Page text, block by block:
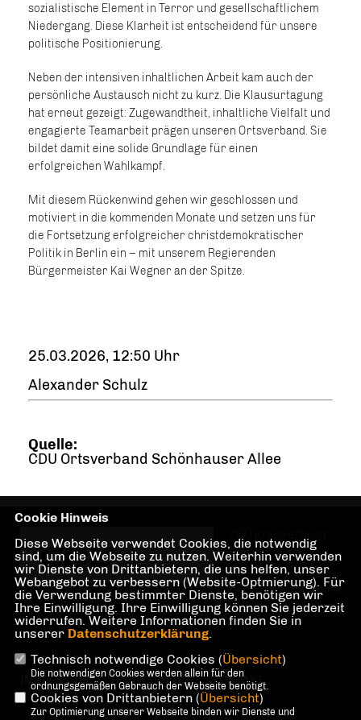
sozialistische Element in Terror und gesellschaftlichem
Niedergang. Diese Klarheit ist entscheidend für unsere
politische Positionierung.
Neben der intensiven inhaltlichen Arbeit kam auch der
persönliche Austausch nicht zu kurz. Die Klausurtagung
hat erneut gezeigt: Zugewandtheit, inhaltliche Vielfalt und
engagierte Teamarbeit prägen unseren Ortsverband. Sie
bildet damit eine solide Grundlage für einen
erfolgreichen Wahlkampf.
Mit diesem Rückenwind gehen wir geschlossen und
motiviert in die kommenden Monate und setzen uns für
die Fortsetzung erfolgreicher christdemokratischer
Politik in Berlin ein – mit unserem Regierenden
Bürgermeister Kai Wegner an der Spitze.
25.03.2026, 12:50 Uhr
Alexander Schulz
Quelle:
CDU Ortsverband Schönhauser Allee
Pankow in den
Stadtteilen Pankow,
Prenzlauer Berg und
Weißensee in Berlin
IMPRESSUM DATENSCHUTZ KONTAKT
Cookie Hinweis
Diese Webseite verwendet Cookies, die notwendig
sind, um die Webseite zu nutzen. Weiterhin verwenden
wir Dienste von Drittanbietern, die uns helfen, unser
Webangebot zu verbessern (Website-Optmierung). Für
die Verwendung bestimmter Dienste, benötigen wir
Ihre Einwilligung. Ihre Einwilligung können Sie jederzeit
widerrufen. Weitere Informationen finden Sie in
unserer Datenschutzerklärung.
Technisch notwendige Cookies (Übersicht)
Die notwendigen Cookies werden allein für den
ordnungsgemäßen Gebrauch der Webseite benötigt.
Cookies von Drittanbietern (Übersicht)
Zur Optimierung unserer Webseite binden wir Dienste und